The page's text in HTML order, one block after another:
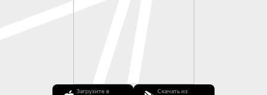
Загрузите в Скачать из